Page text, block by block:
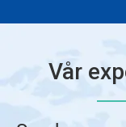
Vår